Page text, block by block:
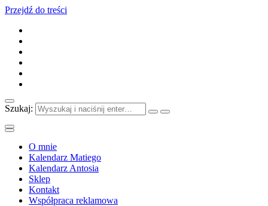
Przejdź do treści
Szukaj:
O mnie
Kalendarz Matiego
Kalendarz Antosia
Sklep
Kontakt
Współpraca reklamowa